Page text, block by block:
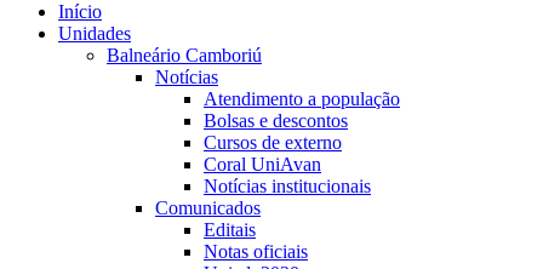
Início
Unidades
Balneário Camboriú
Notícias
Atendimento a população
Bolsas e descontos
Cursos de externo
Coral UniAvan
Notícias institucionais
Comunicados
Editais
Notas oficiais